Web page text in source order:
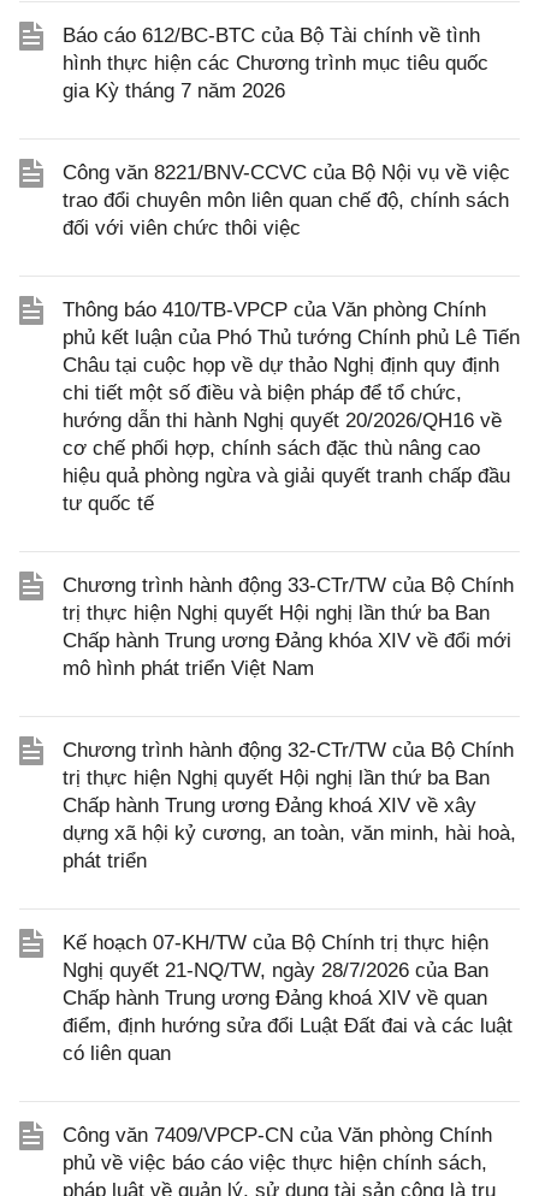
Báo cáo 612/BC-BTC của Bộ Tài chính về tình
hình thực hiện các Chương trình mục tiêu quốc
gia Kỳ tháng 7 năm 2026
Công văn 8221/BNV-CCVC của Bộ Nội vụ về việc
trao đổi chuyên môn liên quan chế độ, chính sách
đối với viên chức thôi việc
Thông báo 410/TB-VPCP của Văn phòng Chính
phủ kết luận của Phó Thủ tướng Chính phủ Lê Tiến
Châu tại cuộc họp về dự thảo Nghị định quy định
chi tiết một số điều và biện pháp để tổ chức,
hướng dẫn thi hành Nghị quyết 20/2026/QH16 về
cơ chế phối hợp, chính sách đặc thù nâng cao
hiệu quả phòng ngừa và giải quyết tranh chấp đầu
tư quốc tế
Chương trình hành động 33-CTr/TW của Bộ Chính
trị thực hiện Nghị quyết Hội nghị lần thứ ba Ban
Chấp hành Trung ương Đảng khóa XIV về đổi mới
mô hình phát triển Việt Nam
Chương trình hành động 32-CTr/TW của Bộ Chính
trị thực hiện Nghị quyết Hội nghị lần thứ ba Ban
Chấp hành Trung ương Đảng khoá XIV về xây
dựng xã hội kỷ cương, an toàn, văn minh, hài hoà,
phát triển
Kế hoạch 07-KH/TW của Bộ Chính trị thực hiện
Nghị quyết 21-NQ/TW, ngày 28/7/2026 của Ban
Chấp hành Trung ương Đảng khoá XIV về quan
điểm, định hướng sửa đổi Luật Đất đai và các luật
có liên quan
Công văn 7409/VPCP-CN của Văn phòng Chính
phủ về việc báo cáo việc thực hiện chính sách,
pháp luật về quản lý, sử dụng tài sản công là trụ